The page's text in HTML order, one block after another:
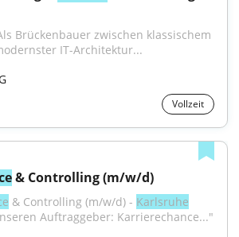
Brückenbauer zwischen klassischem
IT-Architektur...
Vollzeit
& Controlling (m/w/d)
& Controlling (m/w/d) - Karlsruhe
Auftraggeber: Karrierechance..."